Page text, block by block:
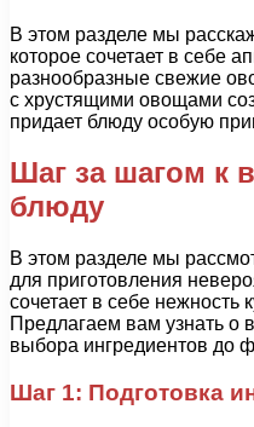
В этом разделе мы
которое сочетает в себе
разнообразные свежие
с хрустящими овощами
придает блюду особую
Шаг за шагом к
блюду
В этом разделе мы
для приготовления
сочетает в себе нежность
Предлагаем вам узнать о
выбора ингредиентов до
Шаг 1: Подготовка